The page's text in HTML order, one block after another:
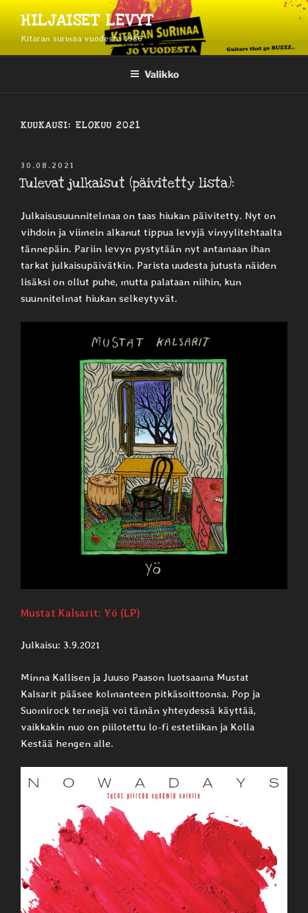
sisältöönHILJAISET LEVYT
Kitaran surinaa vuodesta 1986
Valikko
KUUKAUSI: ELOKUU 2021
JULKAISTU
30.08.2021
Tulevat julkaisut (päivitetty lista):
Julkaisusuunnitelmaa on taas hiukan päivitetty. Nyt on
vihdoin ja viimein alkanut tippua levyjä vinyylitehtaalta
tännepäin. Pariin levyn pystytään nyt antamaan ihan
tarkat julkaisupäivätkin. Parista uudesta jutusta näiden
lisäksi on ollut puhe, mutta palataan niihin, kun
suunnitelmat hiukan selkeytyvät.
Mustat Kalsarit: Yö (LP)
Julkaisu: 3.9.2021
Minna Kallisen ja Juuso Paason luotsaama Mustat
Kalsarit pääsee kolmanteen pitkäsoittoonsa. Pop ja
Suomirock termejä voi tämän yhteydessä käyttää,
vaikkakin nuo on piilotettu lo-fi estetiikan ja Kolla
Kestää hengen alle.